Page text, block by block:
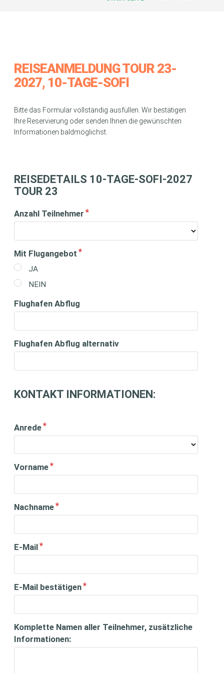
REISEANMELDUNG TOUR 23-
2027, 10-TAGE-SOFI
Bitte das Formular vollständig ausfüllen. Wir bestätigen
Ihre Reservierung oder senden Ihnen die gewünschten
Informationen baldmöglichst.
REISEDETAILS 10-TAGE-SOFI-2027
TOUR 23
Anzahl Teilnehmer
Mit Flugangebot
JA
NEIN
Flughafen Abflug
Flughafen Abflug alternativ
KONTAKT INFORMATIONEN:
Anrede
Vorname
Nachname
E-Mail
E-Mail bestätigen
Komplette Namen aller Teilnehmer, zusätzliche
Informationen: